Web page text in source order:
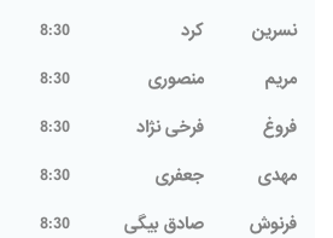
نسرين
كرد
8:30
مریم
منصوری
8:30
فروغ
فرخی نژاد
8:30
مهدی
جعفری
8:30
فرنوش
صادق بیگی
8:30